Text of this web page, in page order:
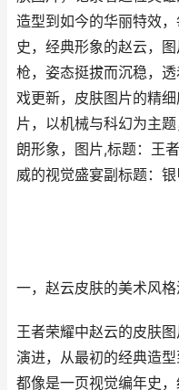
造型到如今的华丽特效
史，经典形象的赵云，
枪，姿态挺拔而沉稳，
戏更新，皮肤图片的精
片，以机械与科幻为主
朗形象，图片,标题：王
威的视觉盛宴副标题：
一，赵云皮肤的美术风
王者荣耀中赵云的皮肤
演进，从最初的经典造
都像是一页视觉编年史